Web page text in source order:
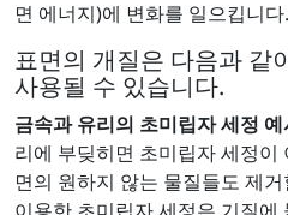
면 에너지)에 변화를 일으킵니다.
표면의 개질은 다음과 같
사용될 수 있습니다.
금속과 유리의 초미립자 세정 예
리에 부딪히면 초미립자 세정이
면의 원하지 않는 물질들도 제